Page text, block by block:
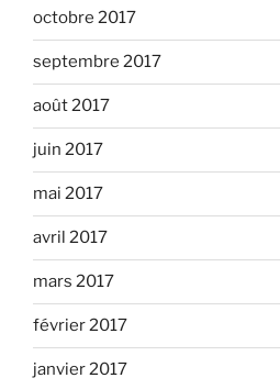
octobre 2017
septembre 2017
août 2017
juin 2017
mai 2017
avril 2017
mars 2017
février 2017
janvier 2017